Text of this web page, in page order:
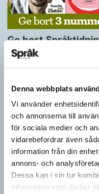
Denna webbplats
Vi använder
och annonserna till
för sociala medier och
vidarebefordrar även
information från din
annons- och
Dessa kan i sin tur
information som du har
Ge bort
SPRÅKBLOGGEN
Inför påsken har vi ett
också…